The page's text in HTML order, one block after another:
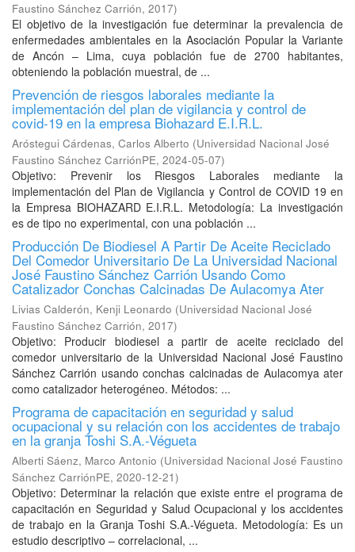
Faustino Sánchez Carrión, 2017)
El objetivo de la investigación fue determinar la prevalencia de
enfermedades ambientales en la Asociación Popular la Variante
de Ancón – Lima, cuya población fue de 2700 habitantes,
obteniendo la población muestral, de ...
Prevención de riesgos laborales mediante la
implementación del plan de vigilancia y control de
covid-19 en la empresa Biohazard E.I.R.L.
Aróstegui Cárdenas, Carlos Alberto (Universidad Nacional José
Faustino Sánchez CarriónPE, 2024-05-07)
Objetivo: Prevenir los Riesgos Laborales mediante la
implementación del Plan de Vigilancia y Control de COVID 19 en
la Empresa BIOHAZARD E.I.R.L. Metodología: La investigación
es de tipo no experimental, con una población ...
Producción De Biodiesel A Partir De Aceite Reciclado
Del Comedor Universitario De La Universidad Nacional
José Faustino Sánchez Carrión Usando Como
Catalizador Conchas Calcinadas De Aulacomya Ater
Livias Calderón, Kenji Leonardo (Universidad Nacional José
Faustino Sánchez Carrión, 2017)
Objetivo: Producir biodiesel a partir de aceite reciclado del
comedor universitario de la Universidad Nacional José Faustino
Sánchez Carrión usando conchas calcinadas de Aulacomya ater
como catalizador heterogéneo. Métodos: ...
Programa de capacitación en seguridad y salud
ocupacional y su relación con los accidentes de trabajo
en la granja Toshi S.A.-Végueta
Alberti Sáenz, Marco Antonio (Universidad Nacional José Faustino
Sánchez CarriónPE, 2020-12-21)
Objetivo: Determinar la relación que existe entre el programa de
capacitación en Seguridad y Salud Ocupacional y los accidentes
de trabajo en la Granja Toshi S.A.-Végueta. Metodología: Es un
estudio descriptivo – correlacional, ...